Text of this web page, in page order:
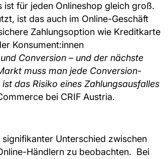
für jeden Onlineshop gleich groß.
ist das auch im Online-Geschäft
Zahlungsoption wie Kreditkarte
Konsument:innen
Conversion – und der nächste
muss man jede Conversion-
das Risiko eines Zahlungsausfalles
bei CRIF Austria.
Unterschied zwischen
Händlern zu beobachten. Bei